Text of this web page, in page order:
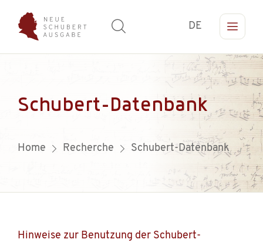
DE
Schubert-Datenbank
Home Recherche Schubert-Datenbank
Hinweise zur Benutzung der Schubert-